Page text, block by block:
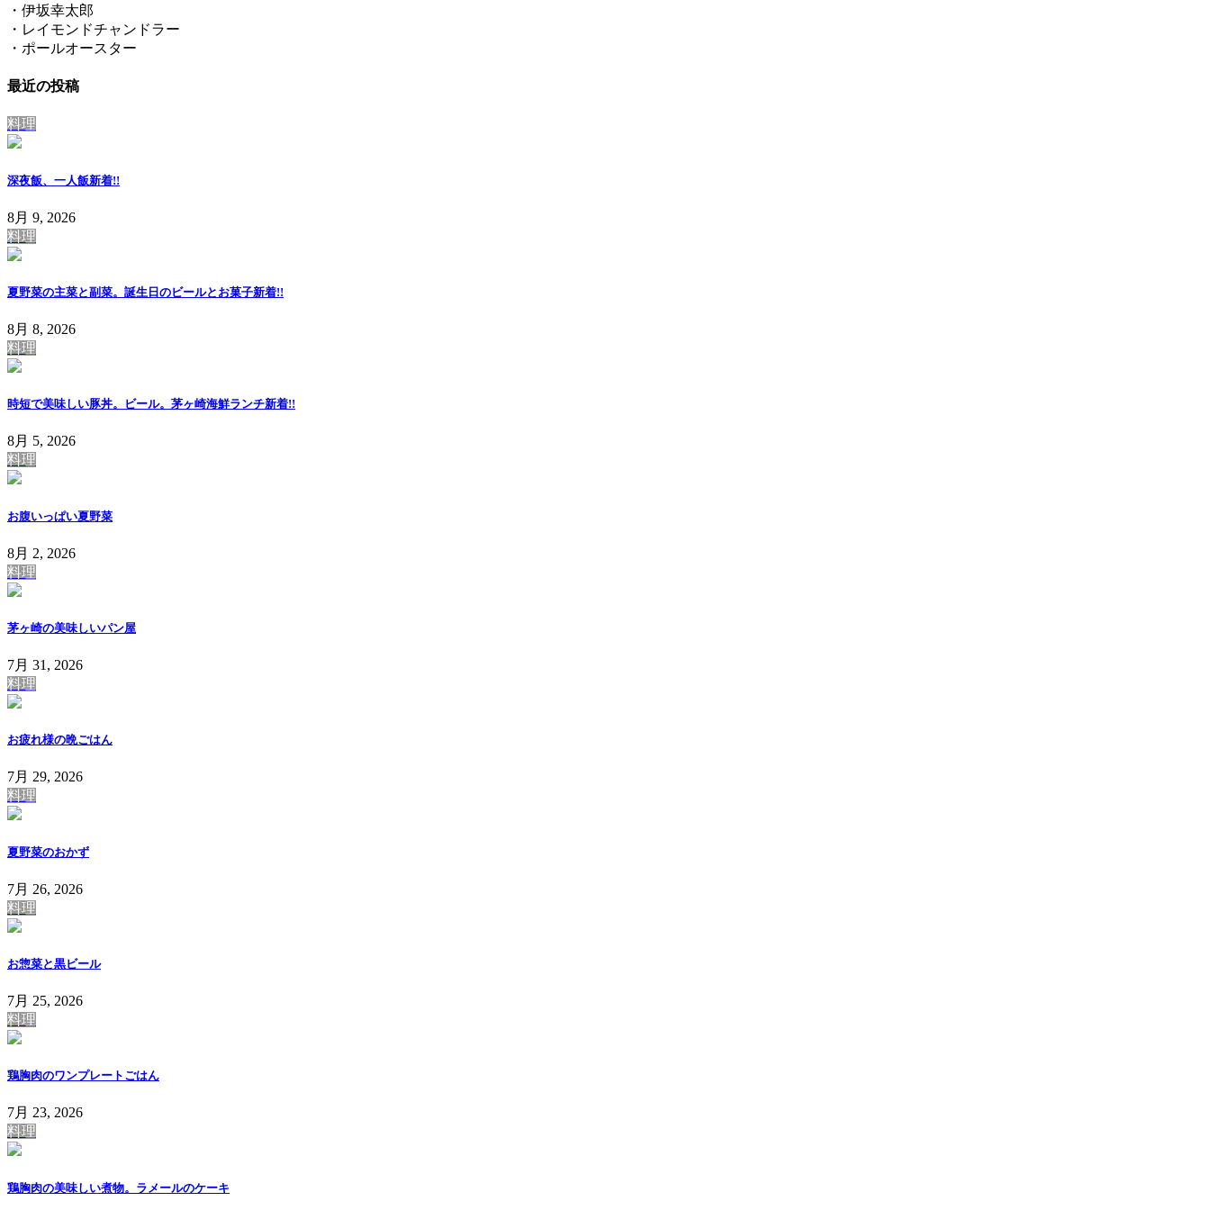
・伊坂幸太郎
・レイモンドチャンドラー
・ポールオースター
最近の投稿
料理
深夜飯、一人飯新着!!
8月 9, 2026
料理
夏野菜の主菜と副菜。誕生日のビールとお菓子新着!!
8月 8, 2026
料理
時短で美味しい豚丼。ビール。茅ヶ崎海鮮ランチ新着!!
8月 5, 2026
料理
お腹いっぱい夏野菜
8月 2, 2026
料理
茅ヶ崎の美味しいパン屋
7月 31, 2026
料理
お疲れ様の晩ごはん
7月 29, 2026
料理
夏野菜のおかず
7月 26, 2026
料理
お惣菜と黒ビール
7月 25, 2026
料理
鶏胸肉のワンプレートごはん
7月 23, 2026
料理
鶏胸肉の美味しい煮物。ラメールのケーキ